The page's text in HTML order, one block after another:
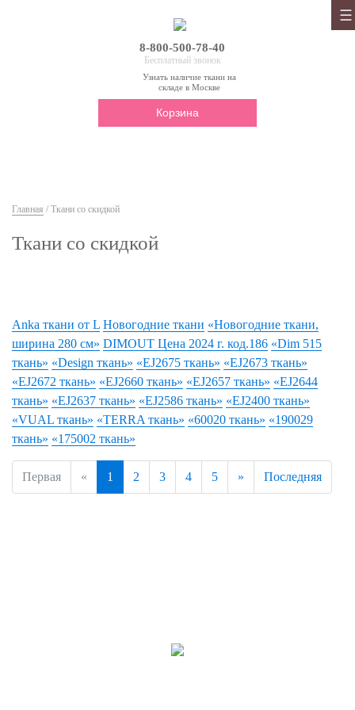
8-800-500-78-40
Бесплатный звонок
Узнать наличие ткани на
складе в Москве
Корзина
Главная / Ткани со скидкой
Ткани со скидкой
Anka ткани от L Новогодние ткани «Новогодние ткани,
ширина 280 см» DIMOUT Цена 2024 г. код.186 «Dim 515
ткань» «Design ткань» «EJ2675 ткань» «EJ2673 ткань»
«EJ2672 ткань» «EJ2660 ткань» «EJ2657 ткань» «EJ2644
ткань» «EJ2637 ткань» «EJ2586 ткань» «EJ2400 ткань»
«VUAL ткань» «TERRA ткань» «60020 ткань» «190029
ткань» «175002 ткань»
Первая « 1 2 3 4 5 » Последняя